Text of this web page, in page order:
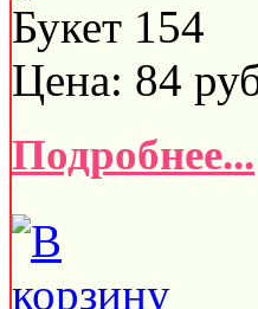
Букет 154
Цена: 84
Подробнее...